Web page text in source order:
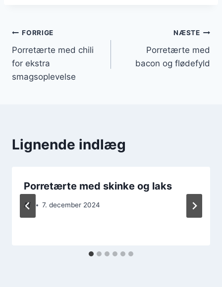
Indlægsnavigation
FORRIGE
Porretærte med chili
for ekstra
smagsoplevelse
NÆSTE
Porretærte med
bacon og flødefyld
Lignende indlæg
Porretærte med skinke og laks
Af 7. december 2024